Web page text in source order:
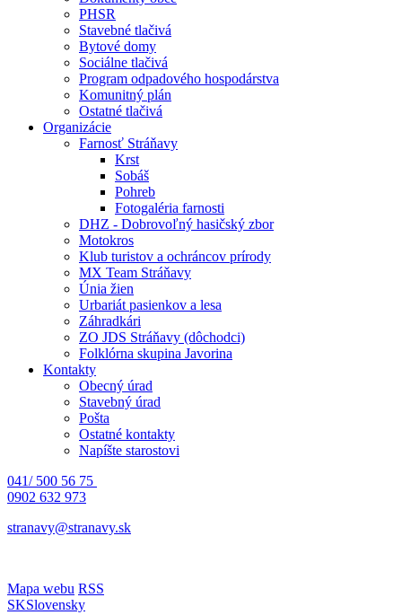
PHSR
Stavebné tlačivá
Bytové domy
Sociálne tlačivá
Program odpadového hospodárstva
Komunitný plán
Ostatné tlačivá
Organizácie
Farnosť Stráňavy
Krst
Sobáš
Pohreb
Fotogaléria farnosti
DHZ - Dobrovoľný hasičský zbor
Motokros
Klub turistov a ochráncov prírody
MX Team Stráňavy
Únia žien
Urbariát pasienkov a lesa
Záhradkári
ZO JDS Stráňavy (dôchodci)
Folklórna skupina Javorina
Kontakty
Obecný úrad
Stavebný úrad
Pošta
Ostatné kontakty
Napíšte starostovi
041/ 500 56 75
0902 632 973
stranavy@stranavy.sk
Mapa webu RSS
SKSlovensky